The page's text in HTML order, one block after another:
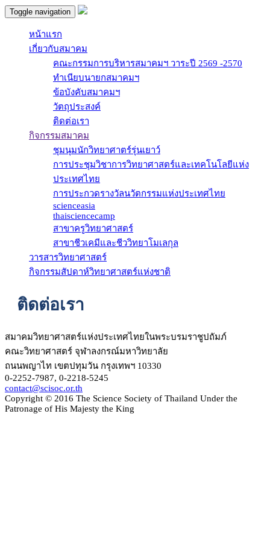
Toggle navigation
หน้าแรก
เกี่ยวกับสมาคม
คณะกรรมการบริหารสมาคมฯ วาระปี 2569 -2570
ทำเนียบนายกสมาคมฯ
ข้อบังคับสมาคมฯ
วัตถุประสงค์
ติดต่อเรา
กิจกรรมสมาคม
ชุมนุมนักวิทยาศาตร์รุ่นเยาว์
การประชุมวิชาการวิทยาศาสตร์และเทคโนโลยีแห่ง
ประเทศไทย
การประกวดรางวัลนวัตกรรมแห่งประเทศไทย
scienceasia
thaisciencecamp
สาขาครูวิทยาศาสตร์
สาขาชีวเคมีและชีววิทยาโมเลกุล
วารสารวิทยาศาสตร์
กิจกรรมสัปดาห์วิทยาศาสตร์แห่งชาติ
ติดต่อเรา
สมาคมวิทยาศาสตร์แห่งประเทศไทยในพระบรมราชูปถัมภ์
คณะวิทยาศาสตร์ จุฬาลงกรณ์มหาวิทยาลัย
ถนนพญาไท เขตปทุมวัน กรุงเทพฯ 10330
0-2252-7987, 0-2218-5245
contact@scisoc.or.th
Copyright © 2016 The Science Society of Thailand Under the
Patronage of His Majesty the King